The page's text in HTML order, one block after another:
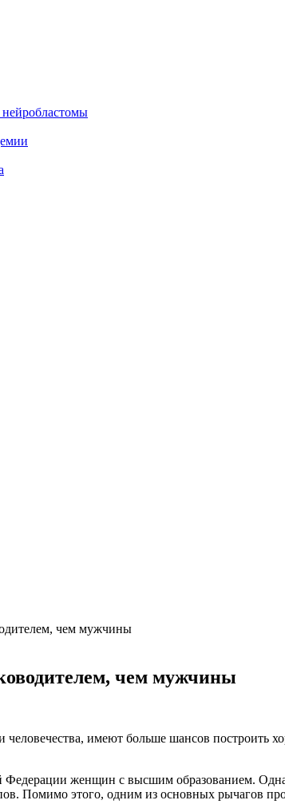
чем мужчины
чем мужчины
человечества, имеют больше шансов построить
Федерации женщин с высшим образованием.
. Помимо этого, одним из основных рычагов